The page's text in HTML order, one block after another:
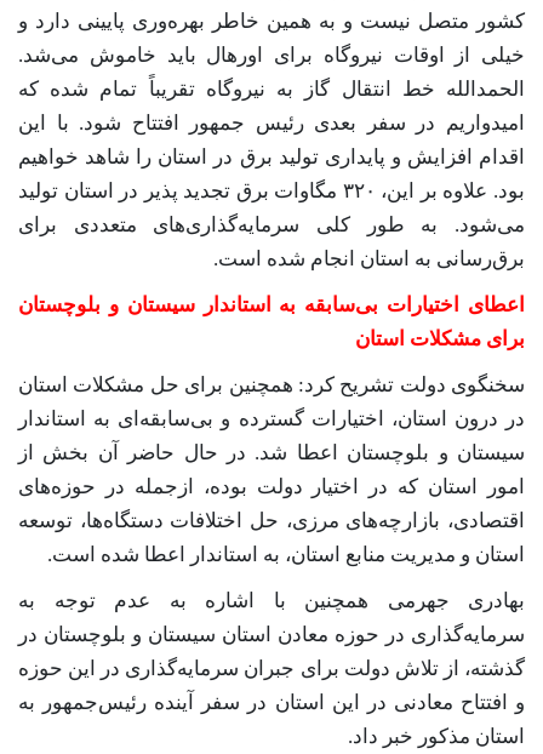
کشور متصل نیست و به همین خاطر بهره‌وری پایینی دارد و
خیلی از اوقات نیروگاه برای اورهال باید خاموش می‌شد.
الحمدالله خط انتقال گاز به نیروگاه تقریباً تمام شده که
امیدواریم در سفر بعدی رئیس جمهور افتتاح شود. با این
اقدام افزایش و پایداری تولید برق در استان را شاهد خواهیم
بود. علاوه بر این، ۳۲۰ مگاوات برق تجدید پذیر در استان تولید
می‌شود. به طور کلی سرمایه‌گذاری‌های متعددی برای
برق‌رسانی به استان انجام شده است.
اعطای اختیارات بی‌سابقه به استاندار سیستان و بلوچستان
برای مشکلات استان
سخنگوی دولت تشریح کرد: همچنین برای حل مشکلات استان
در درون استان، اختیارات گسترده و بی‌سابقه‌ای به استاندار
سیستان و بلوچستان اعطا شد. در حال حاضر آن بخش از
امور استان که در اختیار دولت بوده، ازجمله در حوزه‌های
اقتصادی، بازارچه‌های مرزی، حل اختلافات دستگاه‌ها، توسعه
استان و مدیریت منابع استان، به استاندار اعطا شده است.
بهادری جهرمی همچنین با اشاره به عدم توجه به
سرمایه‌گذاری در حوزه معادن استان سیستان و بلوچستان در
گذشته، از تلاش دولت برای جبران سرمایه‌گذاری در این حوزه
و افتتاح معادنی در این استان در سفر آینده رئیس‌جمهور به
استان مذکور خبر داد.